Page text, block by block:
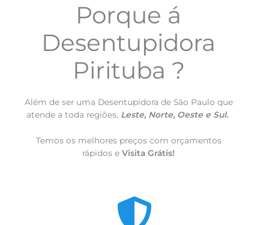
Porque á
Desentupidora
Pirituba ?
Além de ser uma Desentupidora de São Paulo que
atende a toda regiões, Leste, Norte, Oeste e Sul.
Temos os melhores preços com orçamentos
rápidos e Visita Grátis!